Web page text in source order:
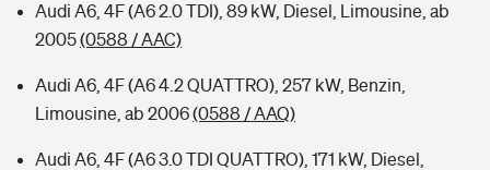
Audi A6, 4F (A6 2.0 TDI), 89 kW, Diesel, Limousine, ab
2005(0588 / AAC)
Audi A6, 4F (A6 4.2 QUATTRO), 257 kW, Benzin,
Limousine, ab 2006(0588 / AAQ)
Audi A6, 4F (A6 3.0 TDI QUATTRO), 171 kW, Diesel,